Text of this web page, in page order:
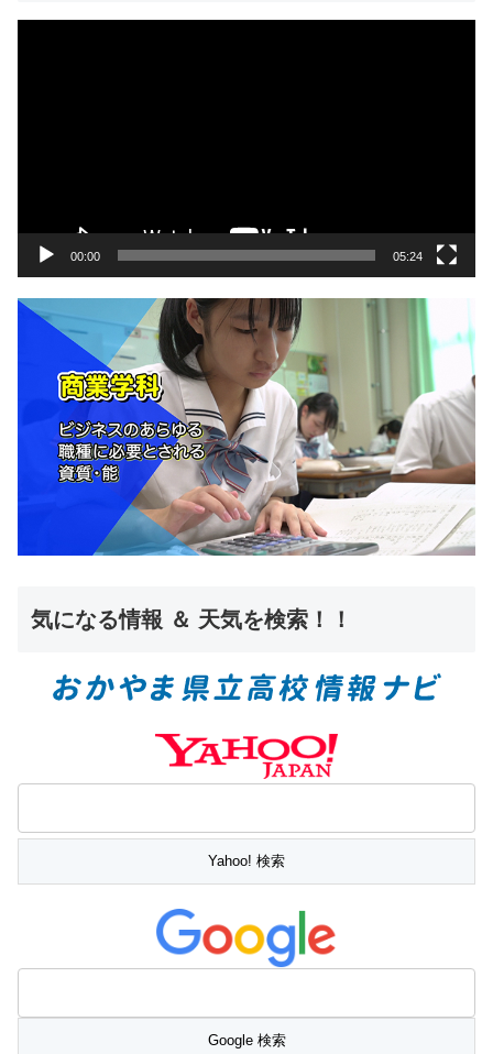
00:00 05:24
気になる情報 ＆ 天気を検索！！